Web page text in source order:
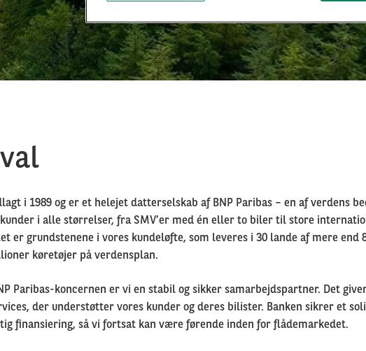
i 1989 og er et helejet datterselskab af BNP Paribas – en af verdens
i alle størrelser, fra SMV’er med én eller to biler til store
er grundstenene i vores kundeløfte, som leveres i 30 lande af mere end
køretøjer på verdensplan.
Paribas-koncernen er vi en stabil og sikker samarbejdspartner. Det
der understøtter vores kunder og deres bilister. Banken sikrer et
finansiering, så vi fortsat kan være førende inden for flådemarkedet.